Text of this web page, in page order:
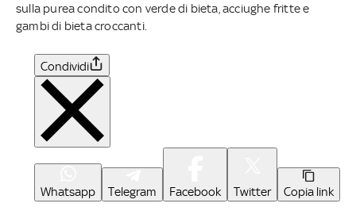
sulla purea condito con verde di bieta, acciughe fritte e
gambi di bieta croccanti.
Condividi
Whatsapp Telegram Facebook Twitter Copia link